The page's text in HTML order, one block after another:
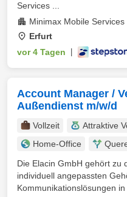
Services ...
Minimax Mobile Services
Erfurt
vor 4 Tagen
Account Manager /
Außendienst m/w/d
Vollzeit Attraktive
Home-Office
Die Elacin GmbH gehört zu
individuell angepassten
Kommunikationslösungen in